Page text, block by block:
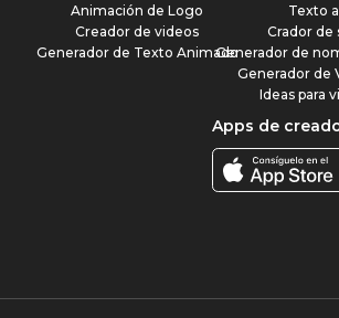
Animación de Logo
Creador de videos
Generador de Texto Animado
Texto
Crador de
Generador de
Generador de
Ideas para
Apps de